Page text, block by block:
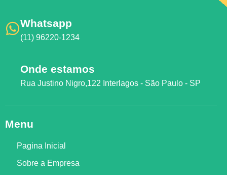
Whatsapp
(11) 96220-1234
Onde estamos
Rua Justino Nigro,122 Interlagos - São Paulo - SP
Menu
Pagina Inicial
Sobre a Empresa